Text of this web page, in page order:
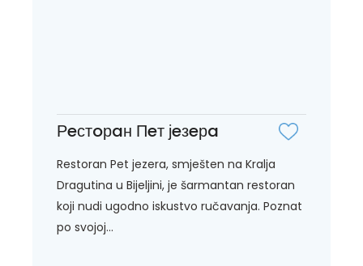
Рeстoрaн Пeт јeзeрa
Restoran Pet jezera, smješten na Kralja
Dragutina u Bijeljini, je šarmantan restoran
koji nudi ugodno iskustvo ručavanja. Poznat
po svojoj...